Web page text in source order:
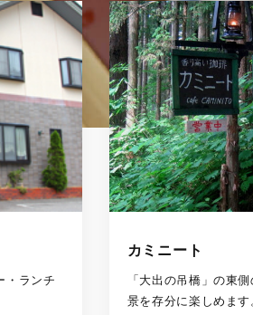
・ランチ
カミニート
「大出の吊橋」の東
景を存分に楽しめます